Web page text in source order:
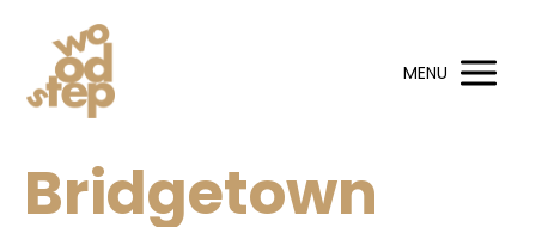
MENU
Bridgetown